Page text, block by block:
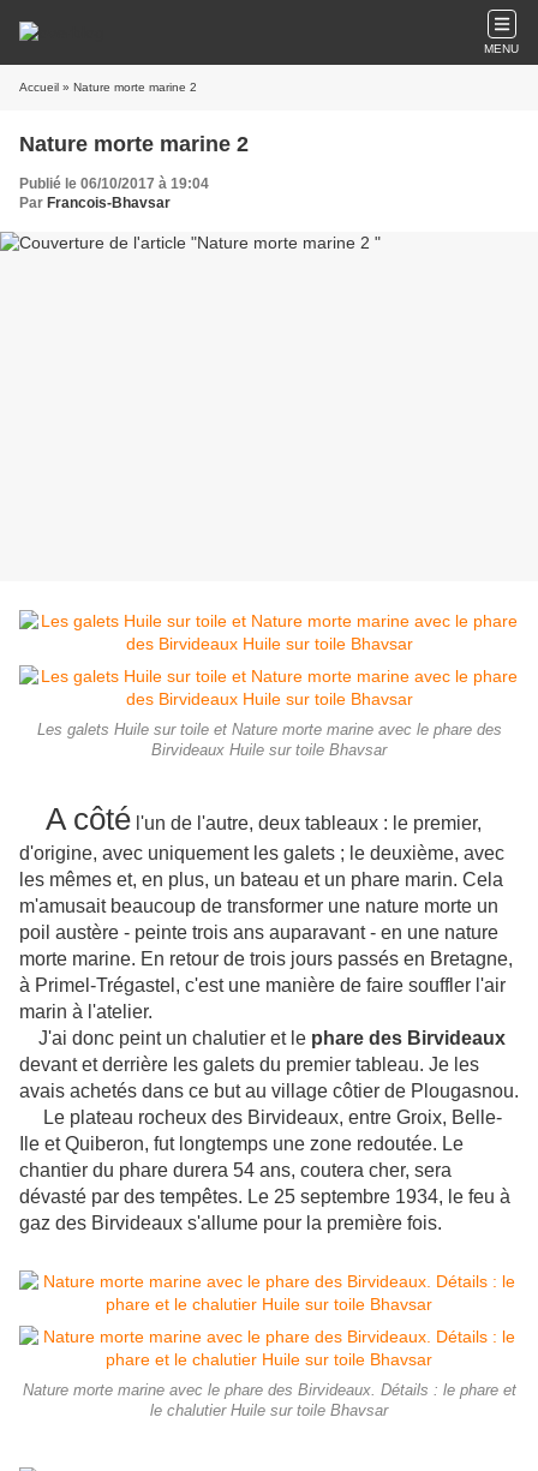
MENU
Accueil » Nature morte marine 2
Nature morte marine 2
Publié le 06/10/2017 à 19:04
Par Francois-Bhavsar
Les galets Huile sur toile et Nature morte marine avec le phare des
Birvideaux Huile sur toile Bhavsar
A côté l'un de l'autre, deux tableaux : le premier,
d'origine, avec uniquement les galets ; le deuxième, avec
les mêmes et, en plus, un bateau et un phare marin. Cela
m'amusait beaucoup de transformer une nature morte un
poil austère - peinte trois ans auparavant - en une nature
morte marine. En retour de trois jours passés en Bretagne,
à Primel-Trégastel, c'est une manière de faire souffler l'air
marin à l'atelier.
J'ai donc peint un chalutier et le phare des Birvideaux
devant et derrière les galets du premier tableau. Je les
avais achetés dans ce but au village côtier de Plougasnou.
Le plateau rocheux des Birvideaux, entre Groix, Belle-
Ile et Quiberon, fut longtemps une zone redoutée. Le
chantier du phare durera 54 ans, coutera cher, sera
dévasté par des tempêtes. Le 25 septembre 1934, le feu à
gaz des Birvideaux s'allume pour la première fois.
Nature morte marine avec le phare des Birvideaux. Détails : le phare et
le chalutier Huile sur toile Bhavsar